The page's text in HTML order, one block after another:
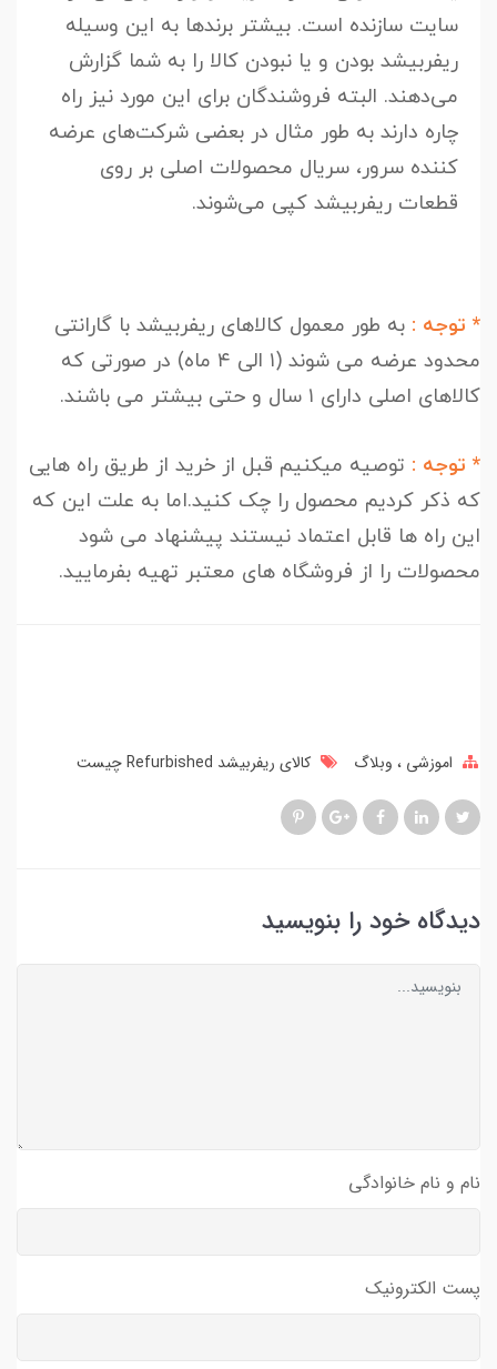
سایت سازنده است. بیشتر برندها به این وسیله
ریفربیشد بودن و یا نبودن کالا را به شما گزارش
می‌دهند. البته فروشندگان برای این مورد نیز راه
چاره دارند به طور مثال در بعضی شرکت‌های عرضه
کننده سرور، سریال محصولات اصلی بر روی
قطعات ریفربیشد کپی می‌شوند.
* توجه : به طور معمول کالاهای ریفربیشد با گارانتی
محدود عرضه می شوند (۱ الی ۴ ماه) در صورتی که
کالاهای اصلی دارای ۱ سال و حتی بیشتر می باشند.
* توجه : توصیه میکنیم قبل از خرید از طریق راه هایی
که ذکر کردیم محصول را چک کنید.اما به علت این که
این راه ها قابل اعتماد نیستند پیشنهاد می شود
محصولات را از فروشگاه های معتبر تهیه بفرمایید.
اموزشی وبلاگ کالای ریفربیشد Refurbished چیست
دیدگاه خود را بنویسید
نام و نام خانوادگی
پست الکترونیک